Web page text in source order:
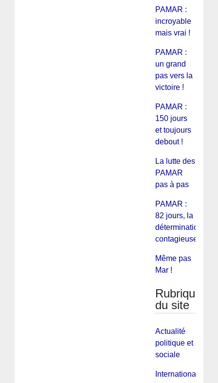
PAMAR :
incroyable
mais vrai !
PAMAR :
un grand
pas vers la
victoire !
PAMAR :
150 jours
et toujours
debout !
La lutte des
PAMAR
pas à pas
PAMAR :
82 jours, la
détermination
contagieuse
Même pas
Mar !
Rubriques
du site
Actualité
politique et
sociale
International